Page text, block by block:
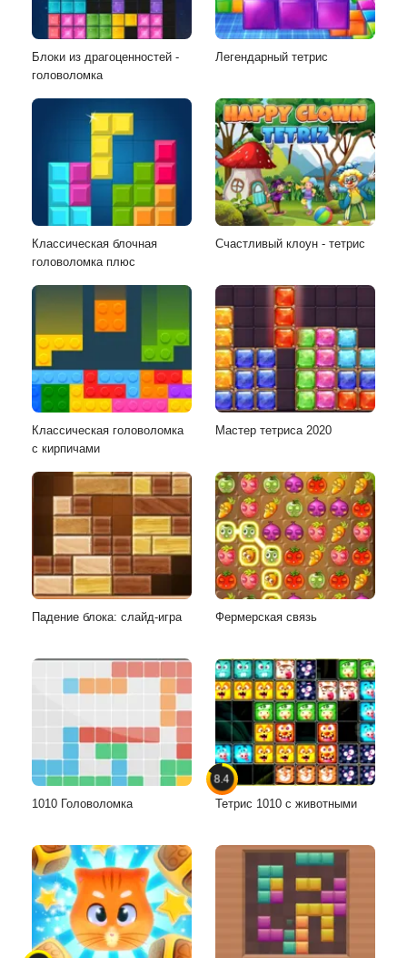
Блоки из драгоценностей -
головоломка
Легендарный тетрис
Классическая блочная
головоломка плюс
Счастливый клоун - тетрис
Классическая головоломка
с кирпичами
Мастер тетриса 2020
Падение блока: слайд-игра Фермерская связь
1010 Головоломка
8.4
Тетрис 1010 с животными